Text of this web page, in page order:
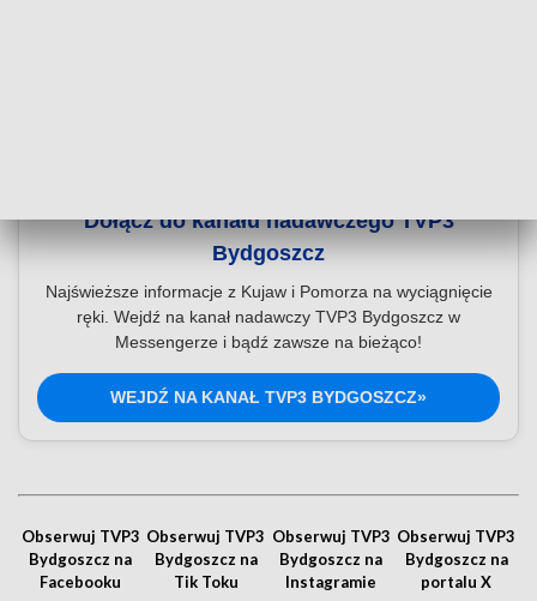
Dołącz do kanału nadawczego TVP3
Bydgoszcz
Najświeższe informacje z Kujaw i Pomorza na wyciągnięcie
ręki. Wejdź na kanał nadawczy TVP3 Bydgoszcz w
Messengerze i bądź zawsze na bieżąco!
WEJDŹ NA KANAŁ TVP3 BYDGOSZCZ»
Obserwuj TVP3
Bydgoszcz na
Facebooku
Obserwuj TVP3
Bydgoszcz na
Tik Toku
Obserwuj TVP3
Bydgoszcz na
Instagramie
Obserwuj TVP3
Bydgoszcz na
portalu X